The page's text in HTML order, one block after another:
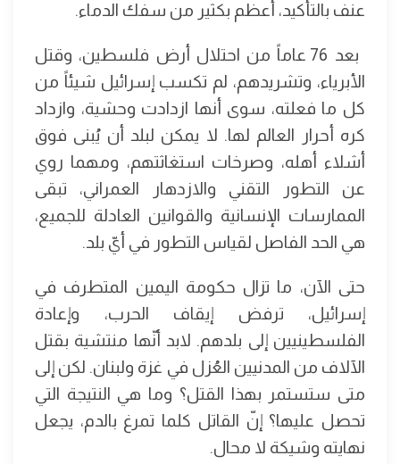
عنف بالتأكيد، أعظم بكثير من سفك الدماء.
بعد 76 عاماً من احتلال أرض فلسطين، وقتل
الأبرياء، وتشريدهم، لم تكسب إسرائيل شيئاً من
كل ما فعلته، سوى أنها ازدادت وحشية، وازداد
كره أحرار العالم لها. لا يمكن لبلد أن يُبنى فوق
أشلاء أهله، وصرخات استغاثتهم، ومهما روي
عن التطور التقني والازدهار العمراني، تبقى
الممارسات الإنسانية والقوانين العادلة للجميع،
هي الحد الفاصل لقياس التطور في أيّ بلد.
حتى الآن، ما تزال حكومة اليمين المتطرف في
إسرائيل، ترفض إيقاف الحرب، وإعادة
الفلسطينيين إلى بلدهم. لابد أنّها منتشية بقتل
الآلاف من المدنيين العُزل في غزة ولبنان. لكن إلى
متى ستستمر بهذا القتل؟ وما هي النتيجة التي
تحصل عليها؟ إنّ القاتل كلما تمرغ بالدم، يجعل
نهايته وشيكة لا محال.